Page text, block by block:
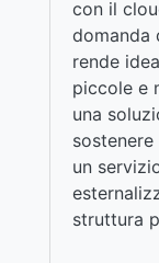
con il
domanda
rende
piccole e
una
un
struttura